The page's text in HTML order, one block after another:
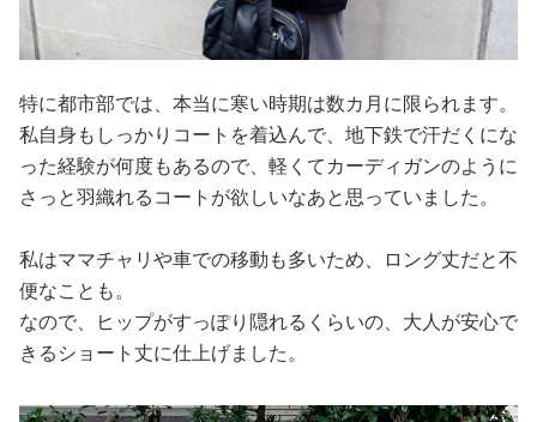
特に都市部では、本当に寒い時期は数カ月に限られます。
私自身もしっかりコートを着込んで、地下鉄で汗だくにな
った経験が何度もあるので、軽くてカーディガンのように
さっと羽織れるコートが欲しいなあと思っていました。
私はママチャリや車での移動も多いため、ロング丈だと不
便なことも。
なので、ヒップがすっぽり隠れるくらいの、大人が安心で
きるショート丈に仕上げました。